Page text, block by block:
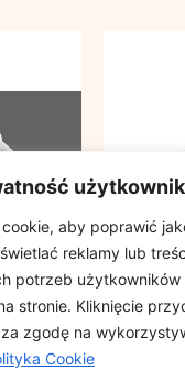
aby poprawić
reklamy lub
potrzeb użytkowników
stronie. Kliknięcie
zgodę na
Cookie
za